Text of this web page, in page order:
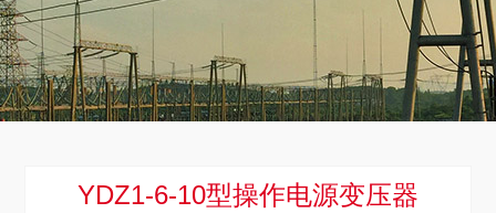
YDZ1-6-10型操作电源变压器